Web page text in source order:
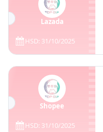
Lazada
HSD: 31/10/2025
Shopee
HSD: 31/10/2025